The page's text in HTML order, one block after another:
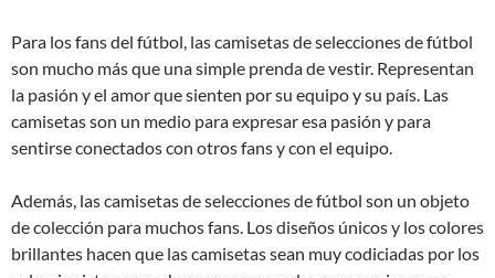
Para los fans del fútbol, las camisetas de selecciones de fútbol
son mucho más que una simple prenda de vestir. Representan
la pasión y el amor que sienten por su equipo y su país. Las
camisetas son un medio para expresar esa pasión y para
sentirse conectados con otros fans y con el equipo.
Además, las camisetas de selecciones de fútbol son un objeto
de colección para muchos fans. Los diseños únicos y los colores
brillantes hacen que las camisetas sean muy codiciadas por los